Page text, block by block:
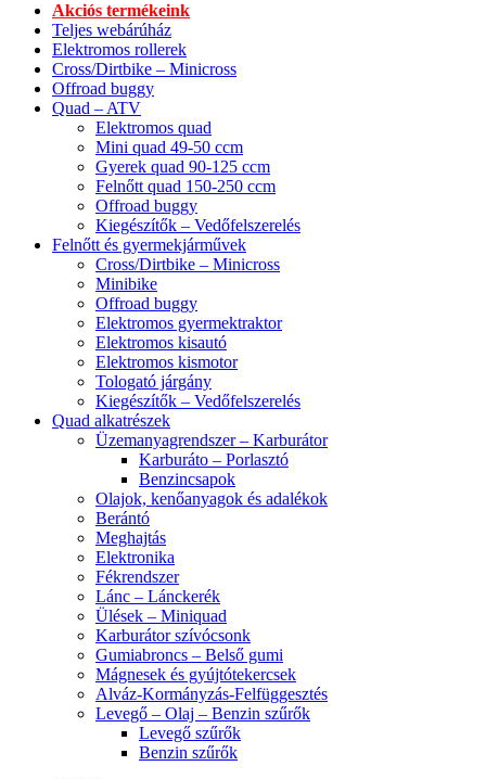
Akciós termékeink
Teljes webárúház
Elektromos rollerek
Cross/Dirtbike – Minicross
Offroad buggy
Quad – ATV
Elektromos quad
Mini quad 49-50 ccm
Gyerek quad 90-125 ccm
Felnőtt quad 150-250 ccm
Offroad buggy
Kiegészítők – Vedőfelszerelés
Felnőtt és gyermekjárművek
Cross/Dirtbike – Minicross
Minibike
Offroad buggy
Elektromos gyermektraktor
Elektromos kisautó
Elektromos kismotor
Tologató járgány
Kiegészítők – Vedőfelszerelés
Quad alkatrészek
Üzemanyagrendszer – Karburátor
Karburáto – Porlasztó
Benzincsapok
Olajok, kenőanyagok és adalékok
Berántó
Meghajtás
Elektronika
Fékrendszer
Lánc – Lánckerék
Ülések – Miniquad
Karburátor szívócsonk
Gumiabroncs – Belső gumi
Mágnesek és gyújtótekercsek
Alváz-Kormányzás-Felfüggesztés
Levegő – Olaj – Benzin szűrők
Levegő szűrők
Benzin szűrők